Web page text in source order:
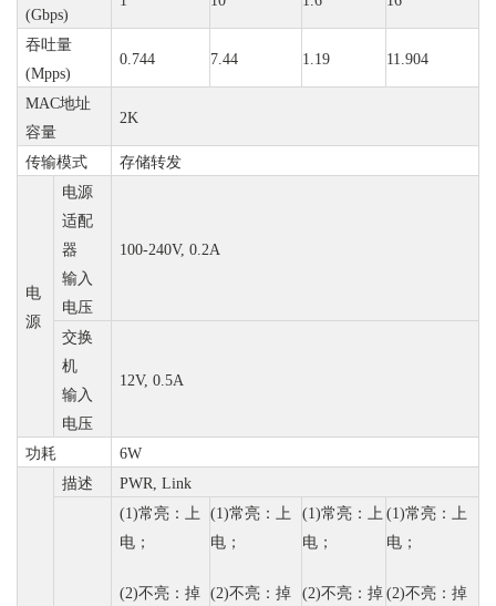
(Gbps)
吞吐量
(Mpps)
0.744 7.44 1.19 11.904
MAC地址
容量
2K
传输模式 存储转发
电
源
电源
适配
器
输入
电压
100-240V, 0.2A
交换
机
输入
电压
12V, 0.5A
功耗 6W
描述 PWR, Link
(1)常亮：上
电；
(2)不亮：掉
(1)常亮：上
电；
(2)不亮：掉
(1)常亮：上
电；
(2)不亮：掉
(1)常亮：上
电；
(2)不亮：掉